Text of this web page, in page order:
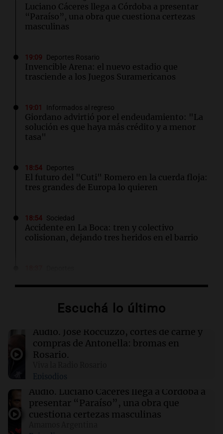
Luciano Cáceres llega a Córdoba a presentar
“Paraíso”, una obra que cuestiona certezas
masculinas
19:09 Deportes Rosario
Invencible Arena: el nuevo estadio que
trasciende a los Juegos Suramericanos
19:01 Informados al regreso
Giordano advirtió por el endeudamiento: "La
solución es que haya más crédito y a menor
tasa"
18:54 Deportes
El futuro del "Cuti" Romero en la cuerda floja:
tres grandes de Europa lo quieren
18:54 Sociedad
Accidente en La Boca: tren y colectivo
colisionan, dejando tres heridos en el barrio
jugar contra Boca: "O soy dirigente o jugador"
Helicóptero se estrella mientras combate
incendio forestal en Utah; estado de los
pilotos es incierto
18:33 Mundo
Abelardo De la Espriella asume la presidencia
de Colombia en un acto histórico
Escuchá lo último
Audio. José Roccuzzo, cortes de carne y
compras de Antonella: bromas en
Rosario.
Episodios
Audio. Luciano Cáceres llega a Córdoba a
presentar “Paraíso”, una obra que
cuestiona certezas masculinas